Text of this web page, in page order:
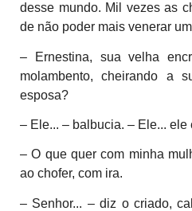
desse mundo. Mil vezes as
de não poder mais venerar
– Ernestina, sua velha
molambento, cheirando a
esposa?
– Ele... – balbucia. – Ele... ele
– O que quer com minha
ao chofer, com ira.
– Senhor... – diz o criado,